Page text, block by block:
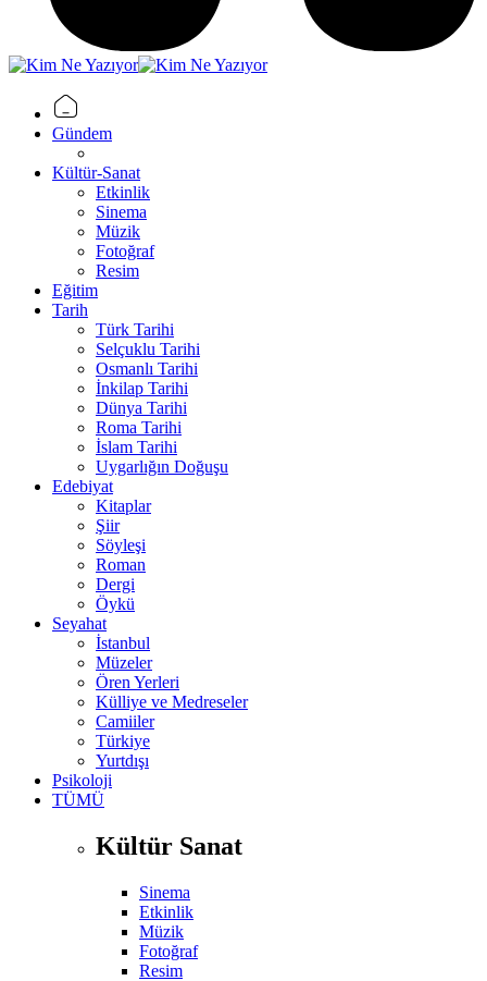
Gündem
Kültür-Sanat
Etkinlik
Sinema
Müzik
Fotoğraf
Resim
Eğitim
Tarih
Türk Tarihi
Selçuklu Tarihi
Osmanlı Tarihi
İnkilap Tarihi
Dünya Tarihi
Roma Tarihi
İslam Tarihi
Uygarlığın Doğuşu
Edebiyat
Kitaplar
Şiir
Söyleşi
Roman
Dergi
Öykü
Seyahat
İstanbul
Müzeler
Ören Yerleri
Külliye ve Medreseler
Camiiler
Türkiye
Yurtdışı
Psikoloji
TÜMÜ
Kültür Sanat
Sinema
Etkinlik
Müzik
Fotoğraf
Resim